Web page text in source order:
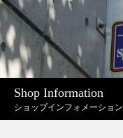
Shop Information
ショップインフォメーション